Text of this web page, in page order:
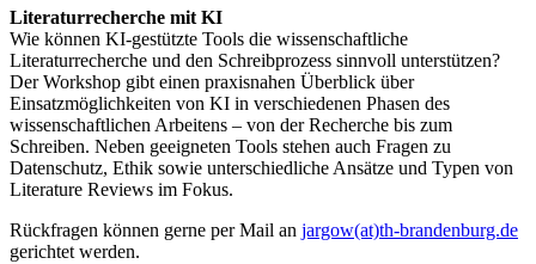
Literaturrecherche mit KI
Wie können KI-gestützte Tools die wissenschaftliche
Literaturrecherche und den Schreibprozess sinnvoll unterstützen?
Der Workshop gibt einen praxisnahen Überblick über
Einsatzmöglichkeiten von KI in verschiedenen Phasen des
wissenschaftlichen Arbeitens – von der Recherche bis zum
Schreiben. Neben geeigneten Tools stehen auch Fragen zu
Datenschutz, Ethik sowie unterschiedliche Ansätze und Typen von
Literature Reviews im Fokus.
Rückfragen können gerne per Mail an jargow(at)th-brandenburg.de
gerichtet werden.